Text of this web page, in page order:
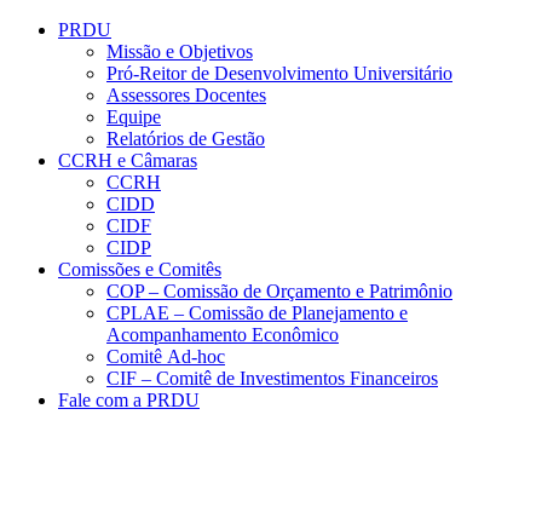
Conteúdo principal
PRDU
Missão e Objetivos
Pró-Reitor de Desenvolvimento Universitário
Assessores Docentes
Equipe
Relatórios de Gestão
CCRH e Câmaras
CCRH
CIDD
CIDF
CIDP
Comissões e Comitês
COP – Comissão de Orçamento e Patrimônio
CPLAE – Comissão de Planejamento e
Acompanhamento Econômico
Comitê Ad-hoc
CIF – Comitê de Investimentos Financeiros
Fale com a PRDU